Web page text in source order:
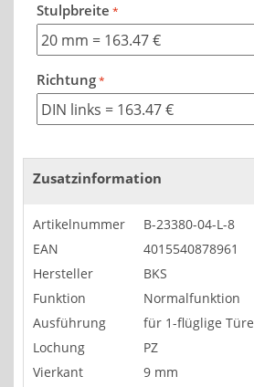
Stulpbreite
Richtung
Zusatzinformation
Artikelnummer
B-23380-04-L-8
EAN
4015540878961
Hersteller
BKS
Funktion
Normalfunktion
Ausführung
für 1-flüglige Türe
Lochung
PZ
Vierkant
9 mm